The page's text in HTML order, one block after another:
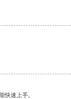
快速上手。